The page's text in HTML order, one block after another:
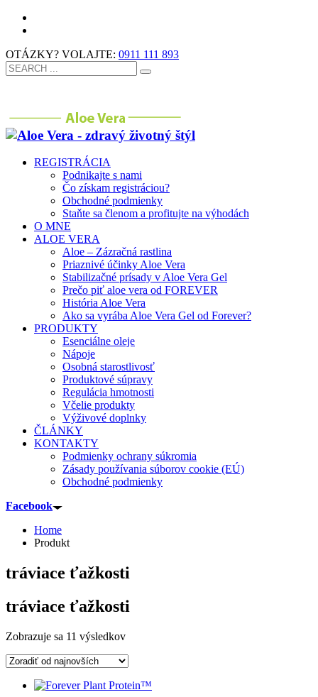
OTÁZKY? VOLAJTE: 0911 111 893
REGISTRÁCIA
Podnikajte s nami
Čo získam registráciou?
Obchodné podmienky
Staňte sa členom a profitujte na výhodách
O MNE
ALOE VERA
Aloe – Zázračná rastlina
Priaznivé účinky Aloe Vera
Stabilizačné prísady v Aloe Vera Gel
Prečo piť aloe vera od FOREVER
História Aloe Vera
Ako sa vyrába Aloe Vera Gel od Forever?
PRODUKTY
Esenciálne oleje
Nápoje
Osobná starostlivosť
Produktové súpravy
Regulácia hmotnosti
Včelie produkty
Výživové doplnky
ČLÁNKY
KONTAKTY
Podmienky ochrany súkromia
Zásady používania súborov cookie (EÚ)
Obchodné podmienky
Facebook
Home
Produkt
tráviace ťažkosti
tráviace ťažkosti
Zobrazuje sa 11 výsledkovSorted
latest